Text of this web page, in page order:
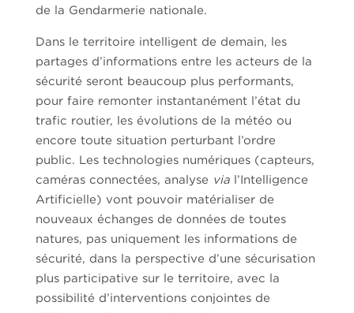
de la Gendarmerie nationale.
Dans le territoire intelligent de demain, les
partages d’informations entre les acteurs de la
sécurité seront beaucoup plus performants,
pour faire remonter instantanément l’état du
trafic routier, les évolutions de la météo ou
encore toute situation perturbant l’ordre
public. Les technologies numériques (capteurs,
caméras connectées, analyse vial’Intelligence
Artificielle) vont pouvoir matérialiser de
nouveaux échanges de données de toutes
natures, pas uniquement les informations de
sécurité, dans la perspective d’une sécurisation
plus participative sur le territoire, avec la
possibilité d’interventions conjointes de